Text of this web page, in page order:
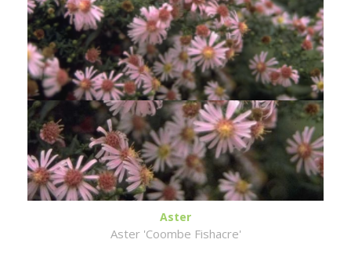
Aster
Aster 'Coombe Fishacre'